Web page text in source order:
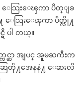
သြးေၾကာ ပိတ္ျခ
ေသြးေၾကာ ပိတ္လို႔
ပါ တယ္။
ဆာ အျပင္ အူမႀကီးက
တ္ေဆြတို႔အေနနဲ႔ ေဆးလိ